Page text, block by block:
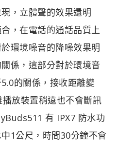
，立體聲的效果還明
，在電話的通話品質上
環境噪音的降噪效果明
係，這部分對於環境音
的關係，接收距離變
放裝置稍遠也不會斷訊
有 IPX7 防水功
1公尺，時間30分鐘不會